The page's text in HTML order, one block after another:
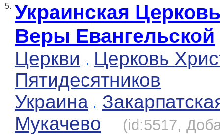
5. Украинская
Веры Евангельской
Церкви
Церковь
Пятидесятников
Украина
Мукачево
(id:5517,